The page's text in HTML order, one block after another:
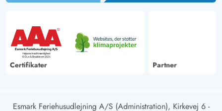
Certifikater Partner
Esmark Feriehusudlejning A/S (Administration), Kirkevej 6 -